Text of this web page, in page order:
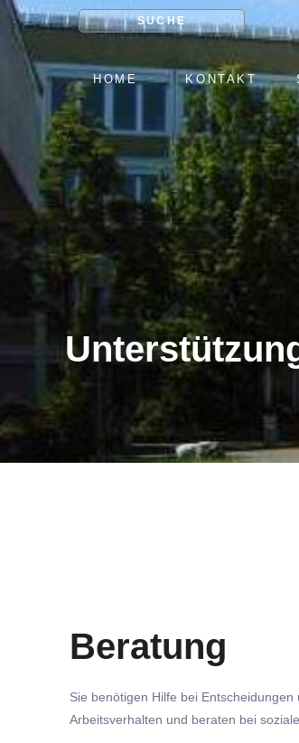
SUCHE
NAVIGATION
ÜBERSPRINGEN
HOME KONTAKT
Beratung
Sie benötigen Hilfe bei
Arbeitsverhalten und beraten bei